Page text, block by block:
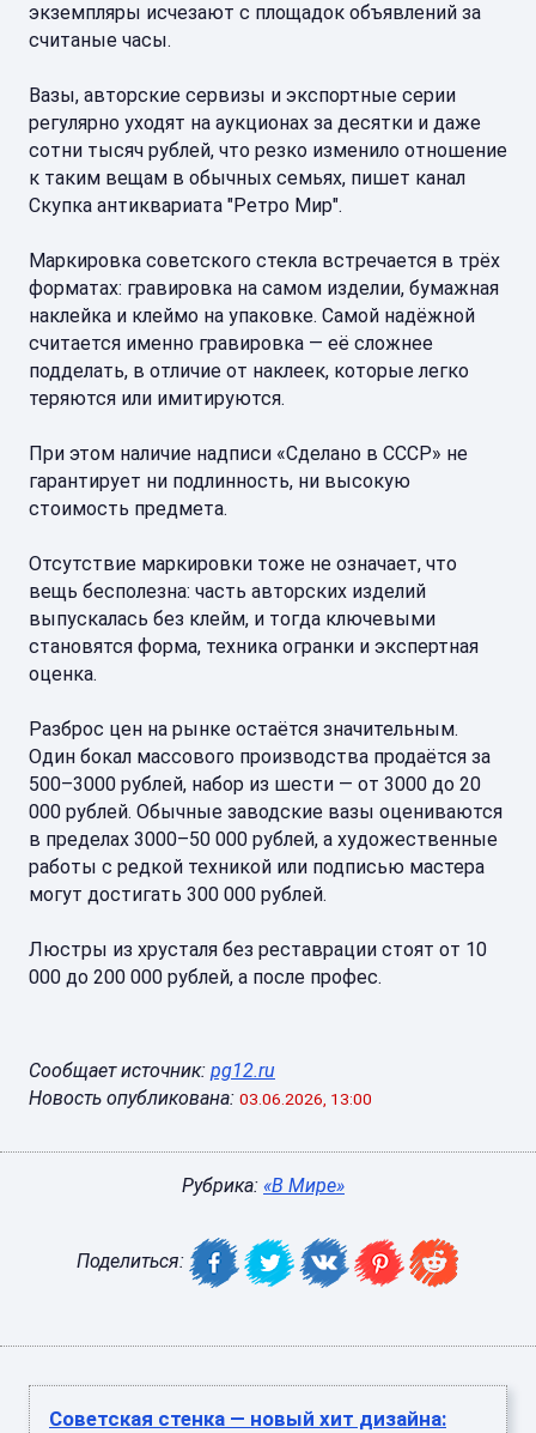
экземпляры исчезают с площадок объявлений за
считаные часы.
Вазы, авторские сервизы и экспортные серии
регулярно уходят на аукционах за десятки и даже
сотни тысяч рублей, что резко изменило отношение
к таким вещам в обычных семьях, пишет канал
Скупка антиквариата "Ретро Мир".
Маркировка советского стекла встречается в трёх
форматах: гравировка на самом изделии, бумажная
наклейка и клеймо на упаковке. Самой надёжной
считается именно гравировка — её сложнее
подделать, в отличие от наклеек, которые легко
теряются или имитируются.
При этом наличие надписи «Сделано в СССР» не
гарантирует ни подлинность, ни высокую
стоимость предмета.
Отсутствие маркировки тоже не означает, что
вещь бесполезна: часть авторских изделий
выпускалась без клейм, и тогда ключевыми
становятся форма, техника огранки и экспертная
оценка.
Разброс цен на рынке остаётся значительным.
Один бокал массового производства продаётся за
500–3000 рублей, набор из шести — от 3000 до 20
000 рублей. Обычные заводские вазы оцениваются
в пределах 3000–50 000 рублей, а художественные
работы с редкой техникой или подписью мастера
могут достигать 300 000 рублей.
Люстры из хрусталя без реставрации стоят от 10
000 до 200 000 рублей, а после профес.
Сообщает источник: pg12.ru
Новость опубликована: 03.06.2026, 13:00
Рубрика: «В Мире»
Поделиться:
Советская стенка — новый хит дизайна: